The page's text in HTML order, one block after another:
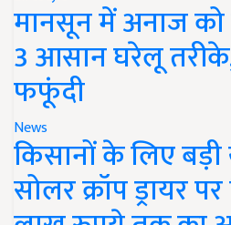
मानसून में अनाज
3 आसान घरेलू
फफूंदी
News
किसानों के लिए
सोलर क्रॉप ड्रायर